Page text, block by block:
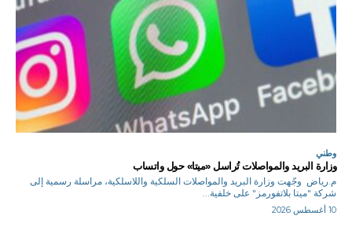
وطني
وزارة البريد والمواصلات تُراسل «ميتا» حول واتساب
م.رياض وجّهت وزارة البريد والمواصلات السلكية واللاسلكية، مراسلة رسمية إلى
شركة "ميتا بلاتفورمز" على خلفية...
10 أغسطس 2026